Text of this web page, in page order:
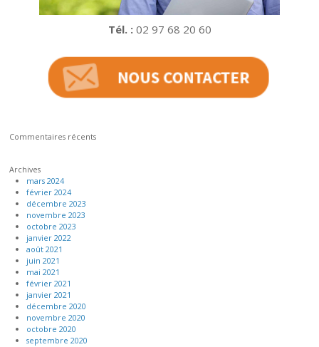
Tél. :02 97 68 20 60
Commentaires récents
Archives
mars 2024
février 2024
décembre 2023
novembre 2023
octobre 2023
janvier 2022
août 2021
juin 2021
mai 2021
février 2021
janvier 2021
décembre 2020
novembre 2020
octobre 2020
septembre 2020